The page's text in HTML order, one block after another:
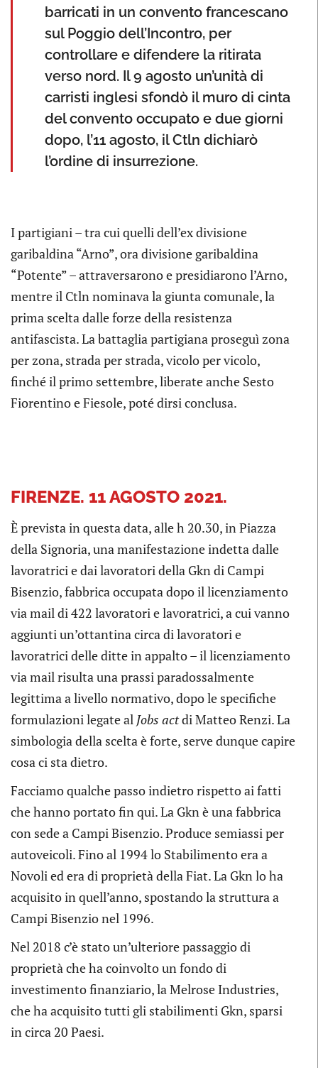
barricati in un convento francescano
sul Poggio dell’Incontro, per
controllare e difendere la ritirata
verso nord. Il 9 agosto un’unità di
carristi inglesi sfondò il muro di cinta
del convento occupato e due giorni
dopo, l’11 agosto, il Ctln dichiarò
l’ordine di insurrezione.
I partigiani – tra cui quelli dell’ex divisione
garibaldina “Arno”, ora divisione garibaldina
“Potente” – attraversarono e presidiarono l’Arno,
mentre il Ctln nominava la giunta comunale, la
prima scelta dalle forze della resistenza
antifascista. La battaglia partigiana proseguì zona
per zona, strada per strada, vicolo per vicolo,
finché il primo settembre, liberate anche Sesto
Fiorentino e Fiesole, poté dirsi conclusa.
FIRENZE. 11 AGOSTO 2021.
È prevista in questa data, alle h 20.30, in Piazza
della Signoria, una manifestazione indetta dalle
lavoratrici e dai lavoratori della Gkn di Campi
Bisenzio, fabbrica occupata dopo il licenziamento
via mail di 422 lavoratori e lavoratrici, a cui vanno
aggiunti un’ottantina circa di lavoratori e
lavoratrici delle ditte in appalto – il licenziamento
via mail risulta una prassi paradossalmente
legittima a livello normativo, dopo le specifiche
formulazioni legate al Jobs actdi Matteo Renzi. La
simbologia della scelta è forte, serve dunque capire
cosa ci sta dietro.
Facciamo qualche passo indietro rispetto ai fatti
che hanno portato fin qui. La Gkn è una fabbrica
con sede a Campi Bisenzio. Produce semiassi per
autoveicoli. Fino al 1994 lo Stabilimento era a
Novoli ed era di proprietà della Fiat. La Gkn lo ha
acquisito in quell’anno, spostando la struttura a
Campi Bisenzio nel 1996.
Nel 2018 c’è stato un’ulteriore passaggio di
proprietà che ha coinvolto un fondo di
investimento finanziario, la Melrose Industries,
che ha acquisito tutti gli stabilimenti Gkn, sparsi
in circa 20 Paesi.